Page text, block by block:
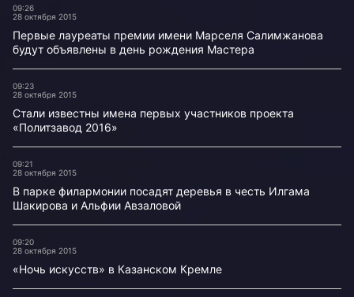
09:26
28 октября 2015
Первые лауреаты премии имени Марселя Салимжанова
будут объявлены в день рождения Мастера
09:23
28 октября 2015
Стали известны имена первых участников проекта
«Политзавод 2016»
09:21
28 октября 2015
В парке филармонии посадят деревья в честь Илгама
Шакирова и Альфии Авзаловой
09:20
28 октября 2015
«Ночь искусств» в Казанском Кремле